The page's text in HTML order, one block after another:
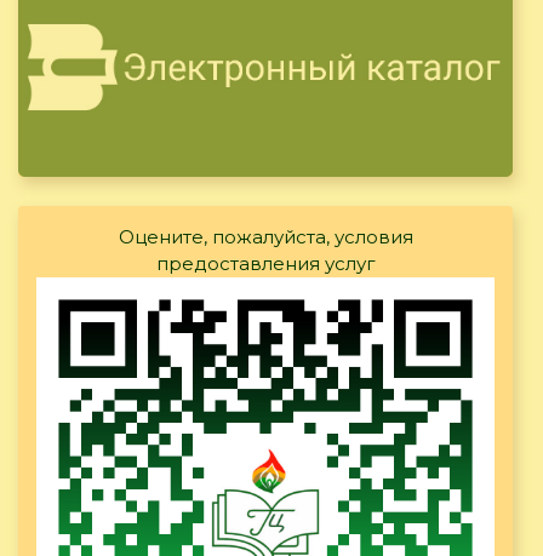
Оцените, пожалуйста, условия
предоставления услуг